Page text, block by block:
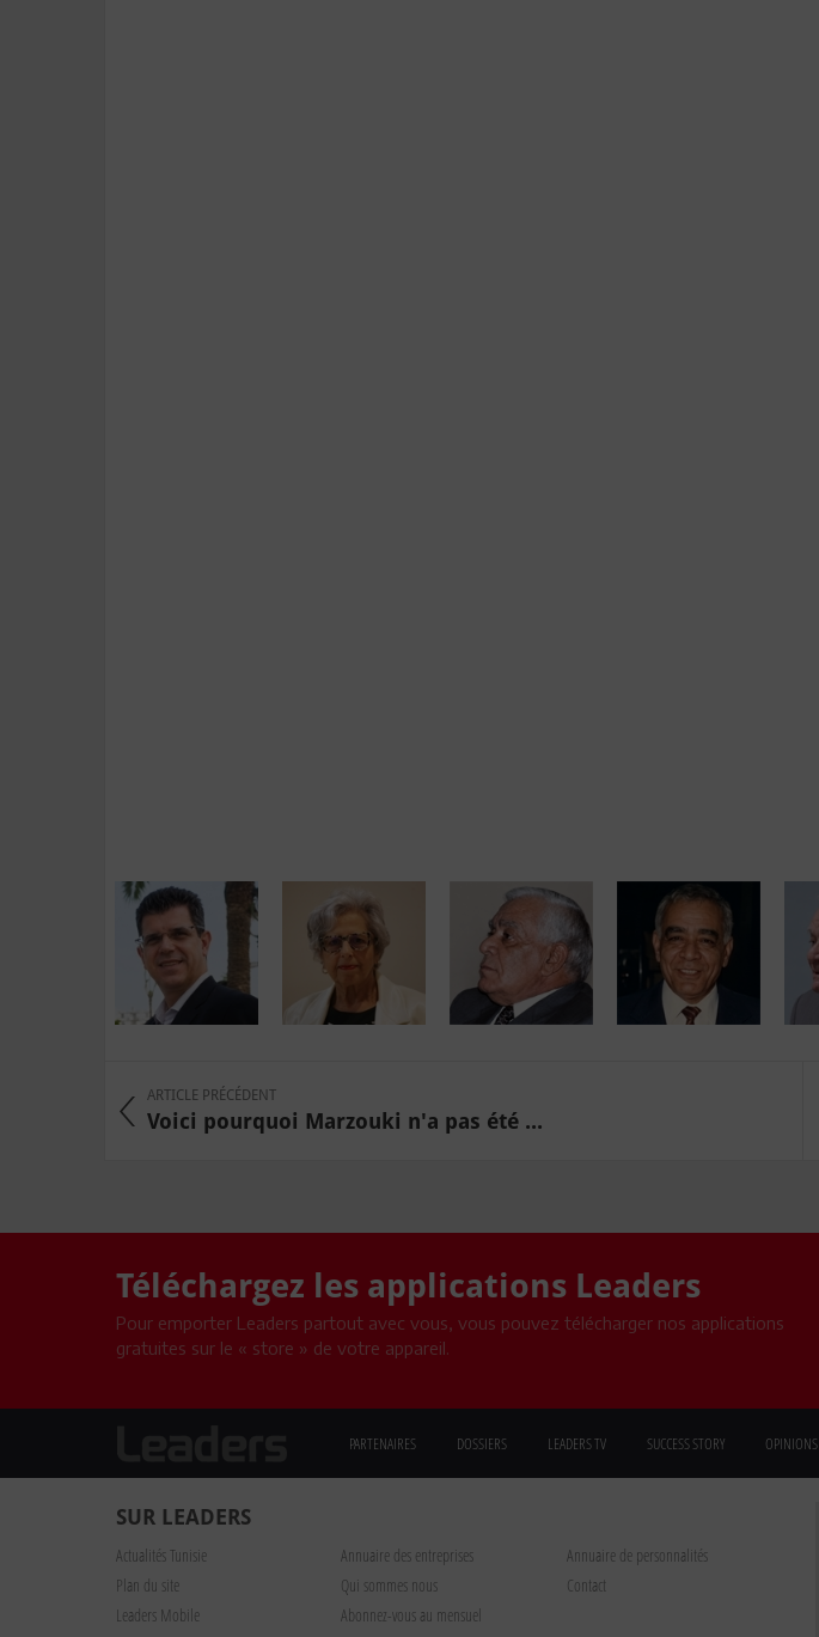
ARTICLE PRÉCÉDENT
Voici pourquoi Marzouki n'a pas été ...
Téléchargez les applications Leaders
Pour emporter Leaders partout avec vous, vous pouvez télécharger nos applications
gratuites sur le « store » de votre appareil.
PARTENAIRES DOSSIERS LEADERS TV SUCCESS STORY OPINIONS
SUR LEADERS
Actualités Tunisie Annuaire des entreprises
Annuaire de personnalités
Plan du site
Qui sommes nous
Contact
Leaders Mobile
Abonnez-vous au mensuel